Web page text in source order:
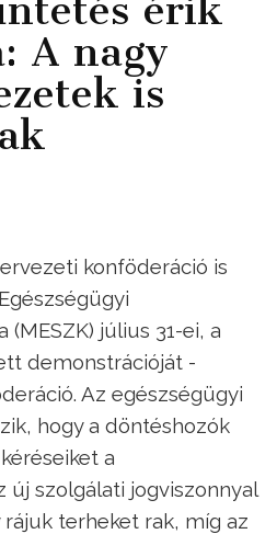
érik
A nagy
is
konföderáció is
július 31-ei, a
demonstrációját -
Az egészségügyi
hogy a döntéshozók
a
új szolgálati jogviszonnyal
terheket rak, míg az